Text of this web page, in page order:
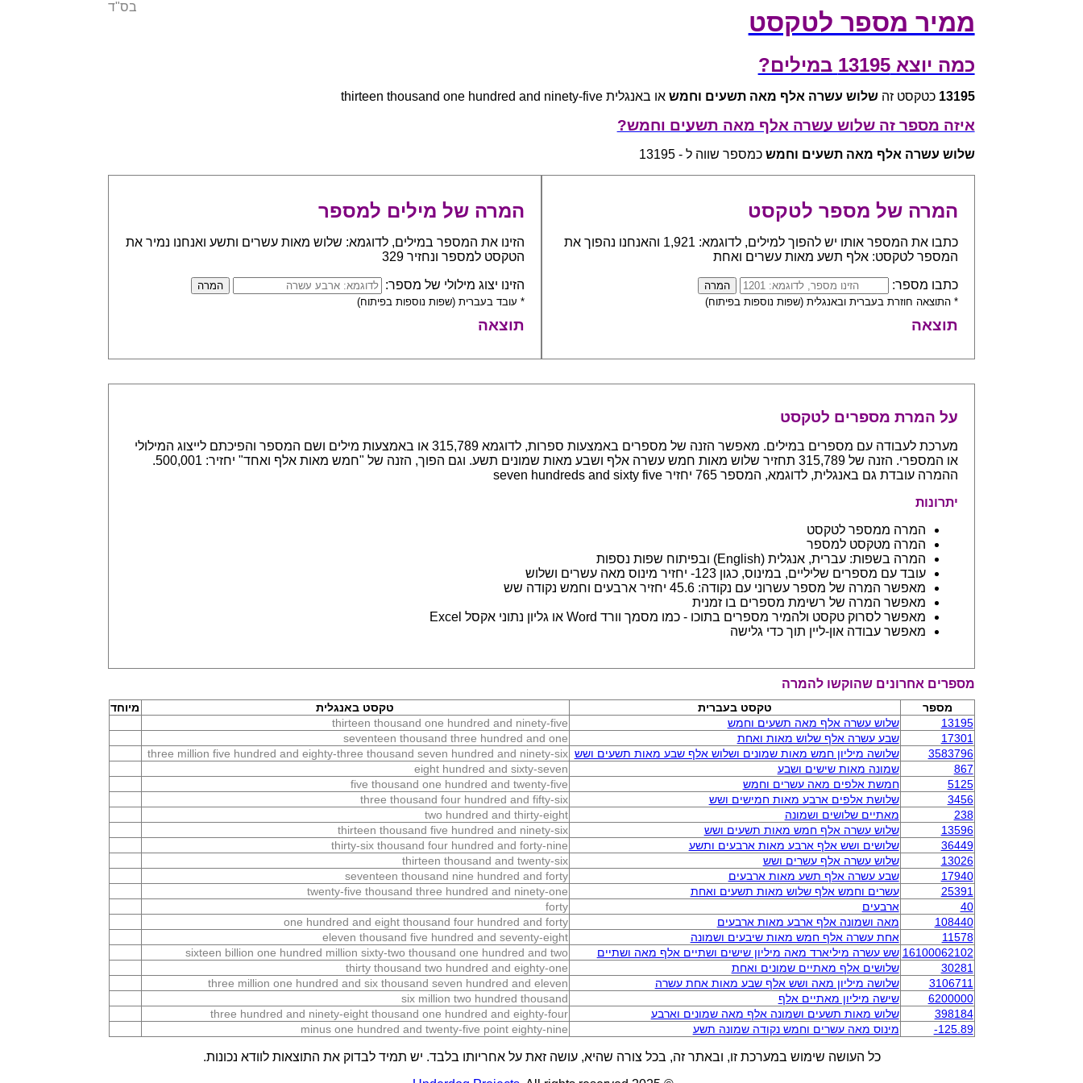
ממיר מספר לטקסט
בס"ד
כמה יוצא 13195 במילים?
13195 כטקסט זהשלוש עשרה אלף מאה תשעים וחמש או באנגלית thirteen thousand one hundred and ninety-five
איזה מספר זה שלוש עשרה אלף מאה תשעים וחמש?
שלוש עשרה אלף מאה תשעים וחמש כמספר שווה ל - 13195
המרה של מספר לטקסט
כתבו את המספר אותו יש להפוך למילים, לדוגמא: 1,921 והאנחנו נהפוך את
המספר לטקסט: אלף תשע מאות עשרים ואחת
כתבו מספר:
* התוצאה חוזרת בעברית ובאנגלית (שפות נוספות בפיתוח)
תוצאה
המרה של מילים למספר
הזינו את המספר במילים, לדוגמא: שלוש מאות עשרים ותשע ואנחנו נמיר את
הטקסט למספר ונחזיר 329
הזינו יצוג מילולי של מספר:
* עובד בעברית (שפות נוספות בפיתוח)
תוצאה
על המרת מספרים לטקסט
מערכת לעבודה עם מספרים במילים. מאפשר הזנה של מספרים באמצעות ספרות, לדוגמא 315,789 או באמצעות מילים ושם המספר והפיכתם לייצוג המילולי
או המספרי. הזנה של 315,789 תחזיר שלוש מאות חמש עשרה אלף ושבע מאות שמונים תשע. וגם הפוך, הזנה של "חמש מאות אלף ואחד" יחזיר: 500,001.
ההמרה עובדת גם באנגלית, לדוגמא, המספר 765 יחזיר seven hundreds and sixty five
יתרונות
המרה ממספר לטקסט
המרה מטקסט למספר
המרה בשפות: עברית, אנגלית (English) ובפיתוח שפות נספות
עובד עם מספרים שליליים, במינוס, כגון 123- יחזיר מינוס מאה עשרים ושלוש
מאפשר המרה של מספר עשרוני עם נקודה: 45.6 יחזיר ארבעים וחמש נקודה שש
מאפשר המרה של רשימת מספרים בו זמנית
מאפשר לסרוק טקסט ולהמיר מספרים בתוכו - כמו מסמך וורד Word או גליון נתוני אקסל Excel
מאפשר עבודה און-ליין תוך כדי גלישה
מספרים אחרונים שהוקשו להמרה
מספר טקסט בעברית טקסט באנגלית
מיוחד
13195
שלוש עשרה אלף מאה תשעים וחמש
thirteen thousand one hundred and ninety-five
17301
שבע עשרה אלף שלוש מאות ואחת
seventeen thousand three hundred and one
3583796
שלושה מיליון חמש מאות שמונים ושלוש אלף שבע מאות תשעים ושש three million five hundred and eighty-three thousand seven hundred and ninety-six
867
שמונה מאות שישים ושבע
eight hundred and sixty-seven
5125
חמשת אלפים מאה עשרים וחמש
five thousand one hundred and twenty-five
3456
שלושת אלפים ארבע מאות חמישים ושש
three thousand four hundred and fifty-six
238
מאתיים שלושים ושמונה
two hundred and thirty-eight
13596
שלוש עשרה אלף חמש מאות תשעים ושש
thirteen thousand five hundred and ninety-six
36449
שלושים ושש אלף ארבע מאות ארבעים ותשע
thirty-six thousand four hundred and forty-nine
13026
שלוש עשרה אלף עשרים ושש
thirteen thousand and twenty-six
17940
שבע עשרה אלף תשע מאות ארבעים
seventeen thousand nine hundred and forty
25391
עשרים וחמש אלף שלוש מאות תשעים ואחת
twenty-five thousand three hundred and ninety-one
40
ארבעים
forty
108440
מאה ושמונה אלף ארבע מאות ארבעים
one hundred and eight thousand four hundred and forty
11578
אחת עשרה אלף חמש מאות שיבעים ושמונה
eleven thousand five hundred and seventy-eight
16100062102 שש עשרה מיליארד מאה מיליון שישים ושתיים אלף מאה ושתיים
sixteen billion one hundred million sixty-two thousand one hundred and two
30281
שלושים אלף מאתיים שמונים ואחת
thirty thousand two hundred and eighty-one
3106711
שלושה מיליון מאה ושש אלף שבע מאות אחת עשרה
three million one hundred and six thousand seven hundred and eleven
6200000
שישה מיליון מאתיים אלף
six million two hundred thousand
398184
שלוש מאות תשעים ושמונה אלף מאה שמונים וארבע
three hundred and ninety-eight thousand one hundred and eighty-four
-125.89
מינוס מאה עשרים וחמש נקודה שמונה תשע minus one hundred and twenty-five point eighty-nine
כל העושה שימוש במערכת זו, ובאתר זה, בכל צורה שהיא, עושה זאת על אחריותו בלבד. יש תמיד לבדוק את התוצאות לוודא נכונות.